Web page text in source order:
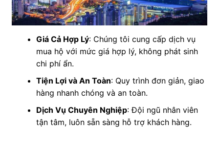
Giá Cả Hợp Lý: Chúng tôi cung cấp dịch vụ
mua hộ với mức giá hợp lý, không phát sinh
chi phí ẩn.
Tiện Lợi và An Toàn: Quy trình đơn giản, giao
hàng nhanh chóng và an toàn.
Dịch Vụ Chuyên Nghiệp: Đội ngũ nhân viên
tận tâm, luôn sẵn sàng hỗ trợ khách hàng.